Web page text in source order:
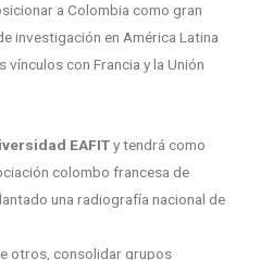
a Colombia como gran
investigación en América Latina
con Francia y la Unión
EAFITy tendrá como
colombo francesa de
una radiografía nacional de
otros, consolidar grupos